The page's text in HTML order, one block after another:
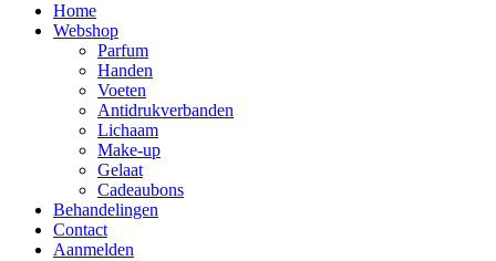
Home
Webshop
Parfum
Handen
Voeten
Antidrukverbanden
Lichaam
Make-up
Gelaat
Cadeaubons
Behandelingen
Contact
Aanmelden